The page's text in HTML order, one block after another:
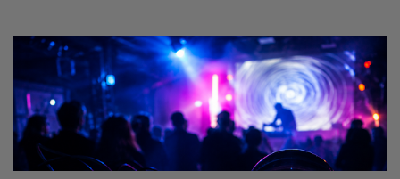
Fernando Correia Marques e Luís Sequeira lideram o cartaz
musical, mas são o campino, o salineiro, o forcado e a ligação ao
Tejo que continuam a dar alma a uma celebração que atravessa
gerações e faz da vila um dos destinos mais emblemáticos do
verão português. Aposento do Barrete Verde continua a fazer
acontecer a Festa Há um momento em que Alcochete deixa de